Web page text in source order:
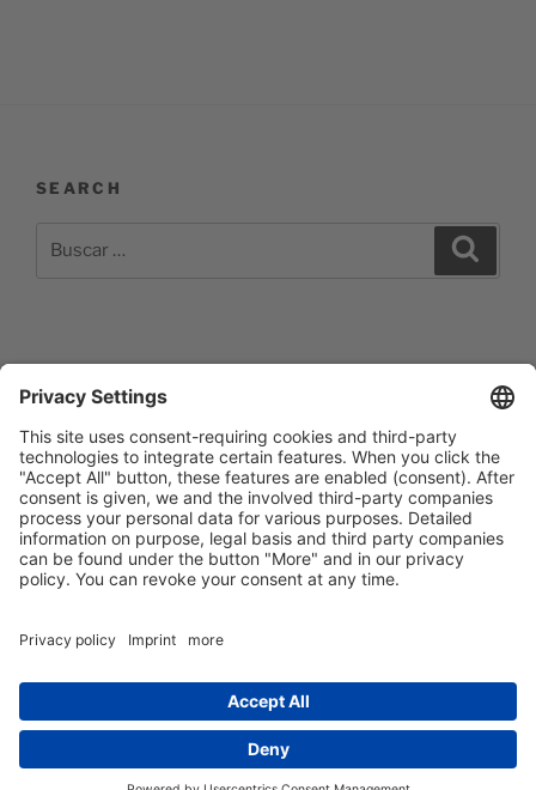
SEARCH
Impressum
Barrierefreiheitserklärung
Datenschutzerklärung
Newsletter abonieren
FacebookE‑Mail